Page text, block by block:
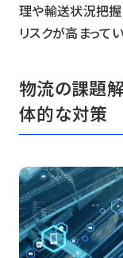
理や輸送状況把
リスクが高まってい
物流の課題
体的な対策